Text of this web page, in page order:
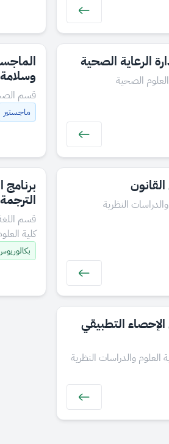
الرعاية الصحية
الصحية
قسم
ماجستير
النظرية
برنامج
الترجمة
قسم اللغة
كلية
الإحصاء التطبيقي
العلوم والدراسات النظرية